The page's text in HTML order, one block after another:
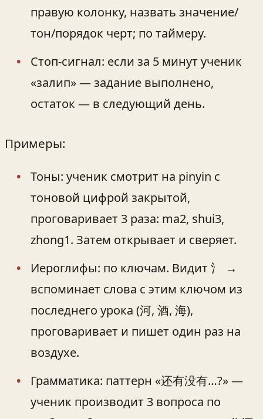
правую колонку, назвать значение/
тон/порядок черт; по таймеру.
Стоп-сигнал: если за 5 минут ученик
«залип» — задание выполнено,
остаток — в следующий день.
Примеры:
Тоны: ученик смотрит на pinyin с
тоновой цифрой закрытой,
проговаривает 3 раза: ma2, shui3,
zhong1. Затем открывает и сверяет.
Иероглифы: по ключам. Видит 氵 →
вспоминает слова с этим ключом из
последнего урока (河, 酒, 海),
проговаривает и пишет один раз на
воздухе.
Грамматика: паттерн «还有没有…?» —
ученик производит 3 вопроса по